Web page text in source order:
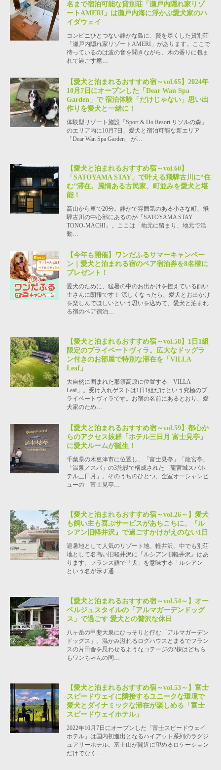
名まで宿泊可能な貸別荘「瀬戸内隠れ家リゾ
ートAMERI」は瀬戸内海に浮かぶ愛犬家のハ
イダウェイ
コンビニひとつない静かな島に、贅を尽くした貸別荘
「瀬戸内隠れ家リゾートAMERI」があります。ここで
待っているのは波の音を聞きながら、木の香りに包ま
れて過ごす癒…
【愛犬と泊まれるおすすめ宿～vol.65】2024年
10月7日にオープンした「Dear Wan Spa
Garden」で 宿泊体験「だけじゃない」思い出
作りを愛犬と一緒に！
体験型リゾート施設『Sport & Do Resort リソルの森』
のエリア内に10月7日、愛犬と宿泊可能な新エリア
「Dear Wan Spa Garden」が…
【愛犬と泊まれるおすすめ宿～vol.60】
「SATOYAMA STAY」で叶える飛騨古川に“住
む”滞在。風情ある古民家、町並みを愛犬と堪
能！
高山から車で20分。静かで雰囲気のある小さな町、飛
騨古川の中心部にあるのが「SATOYAMA STAY
TONO-MACHI」。ここは「地元に留まり、地元で活
動…
【今年も開催】ワンだふるサマーキャンペー
ン｜愛犬と泊まれる宿のペア宿泊券を8名様に
プレゼント！
愛犬のために、猛暑の中のお出かけを控えている飼い
主さんに朗報です！ 涼しくなったら、愛犬とお出かけ
を楽しんでほしいという思いを込めて、愛犬と泊まれ
る宿のペア宿泊…
【愛犬と泊まれるおすすめ宿～vol.58】1日1組
限定のプライベートヴィラ。広大なドッグラ
ン付きのお部屋で特別な滞在を「VILLA
Leaf」
大自然に囲まれた那須高原に位置する「VILLA
Leaf」。受け入れゲストは1日1組だけという究極のプ
ライベートヴィラです。お宿の名前にあるとおり、愛
犬家のため…
【愛犬と泊まれるおすすめ宿～vol.59】都心か
らのアクセス抜群「ホテル三日月 富士見亭」
に愛犬ルームが誕生！
千葉県の木更津市に位置し、「富士見亭」「龍宮亭」
「温泉／スパ」の3施設で構成された「龍宮城スパホ
テル三日月」。そのうちのひとつ、全室オーシャンビ
ューの「富士見亭…
【愛犬と泊まれるおすすめ宿～vol.26～】愛犬
も飼い主も喜ぶサービスがあちこちに。『ル
シアン旧軽井沢』で過ごすかけがえのない1日
避暑地として人気のリゾート地、軽井沢。中でも別荘
地として名高い旧軽井沢に『ルシアン旧軽井沢』はあ
ります。フランス語で「犬」を意味する「ルシアン」
という名が示す通…
【愛犬と泊まれるおすすめ宿～vol.54～】オー
ベルジュスタイルの「アルマガーデンドッグ
ス」で過ごす 愛犬との贅沢な休日
八ヶ岳の甲斐大泉にひっそりと佇む「アルマガーデン
ドッグス」。温かみ溢れるログハウスとまるでフラン
スの片田舎を思わせるようなコテージの2棟はどちら
もワンちゃんの同…
【愛犬と泊まれるおすすめ宿～vol.53～】富士
スピードウェイに隣接するユニークな環境で
愛犬とダイナミックな滞在が楽しめる「富士
スピードウェイホテル」
2022年10月7日にオープンした「富士スピードウェイ
ホテル」は国内初進出となるハイアット系列のラグジ
ュアリーホテル。富士山が間近に望めるロケーション
だけでなく…